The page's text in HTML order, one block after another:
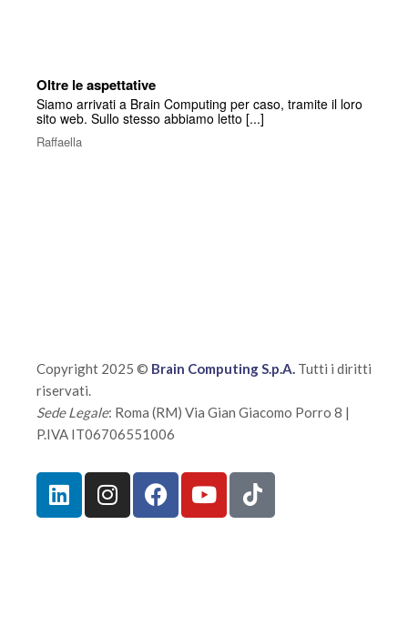
Oltre le aspettative
Siamo arrivati a Brain Computing per caso, tramite il loro
sito web. Sullo stesso abbiamo letto [...]
Raffaella
Copyright 2025 © Brain Computing S.p.A. Tutti i diritti
riservati.
Sede Legale: Roma (RM) Via Gian Giacomo Porro 8 |
P.IVA IT06706551006